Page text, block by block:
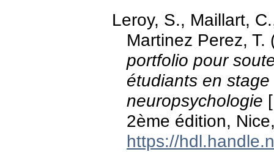
Leroy, S., Maillart,
Martinez Perez,
portfolio pour
étudiants en
neuropsychologie
2ème édition,
https://